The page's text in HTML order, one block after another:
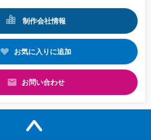
制作会社情報
お気に入りに追加
お問い合わせ